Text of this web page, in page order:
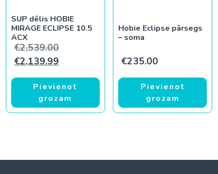
SUP dēlis HOBIE
MIRAGE ECLIPSE 10.5
ACX
€2,539.00Original price was: €2,539.00.
€2,139.99 Current price is: €2,139.99.
Pievienot
grozam
Hobie Eclipse pārsegs
– soma
€235.00
Pievienot
grozam